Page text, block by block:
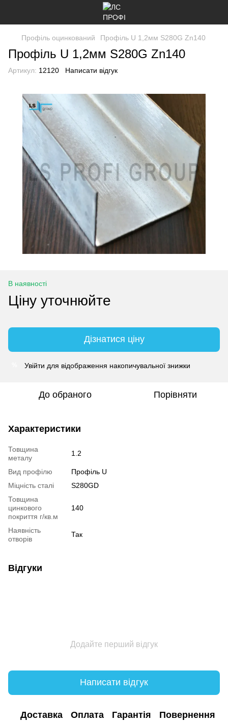
Профіль оцинкований Профіль U 1,2мм S280G Zn140
Профіль U 1,2мм S280G Zn140
Артикул: 12120 Написати відгук
В наявності
Ціну уточнюйте
Дізнатися ціну
Увійти для відображення накопичувальної знижки
До обраного Порівняти
Характеристики
Товщина
металу
1.2
Вид профілю
Профіль U
Міцність сталі
S280GD
Товщина
цинкового
покриття г/кв.м
140
Наявність
отворів
Так
Відгуки
Додайте перший відгук
Написати відгук
Доставка Оплата Гарантія Повернення